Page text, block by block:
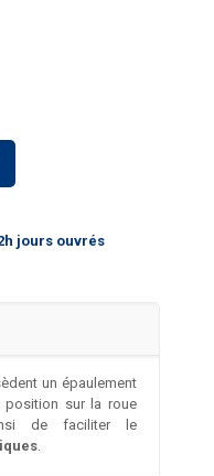
un épaulement
position sur la roue
de faciliter le
.